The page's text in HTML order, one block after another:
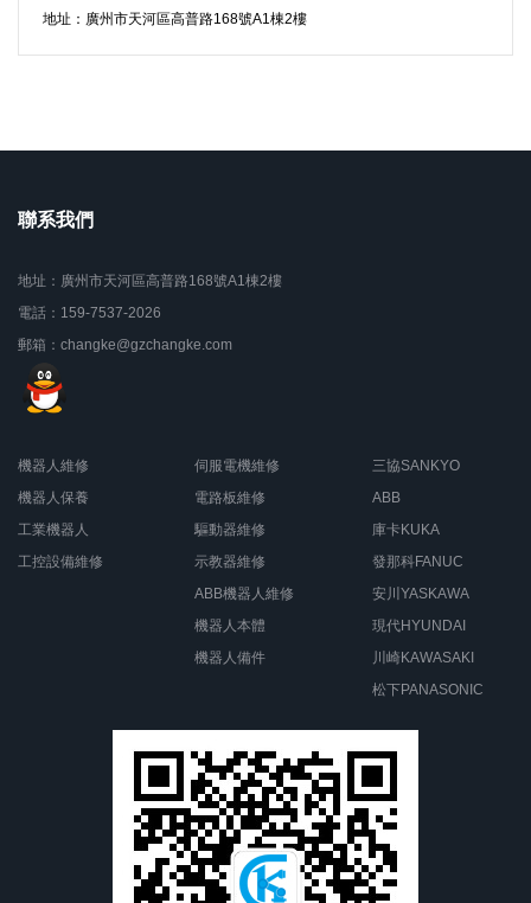
地址：廣州市天河區高普路168號A1棟2樓
聯系我們
地址：廣州市天河區高普路168號A1棟2樓
電話：159-7537-2026
郵箱：changke@gzchangke.com
機器人維修
機器人保養
工業機器人
工控設備維修
伺服電機維修
電路板維修
驅動器維修
示教器維修
ABB機器人維修
機器人本體
機器人備件
三協SANKYO
ABB
庫卡KUKA
發那科FANUC
安川YASKAWA
現代HYUNDAI
川崎KAWASAKI
松下PANASONIC